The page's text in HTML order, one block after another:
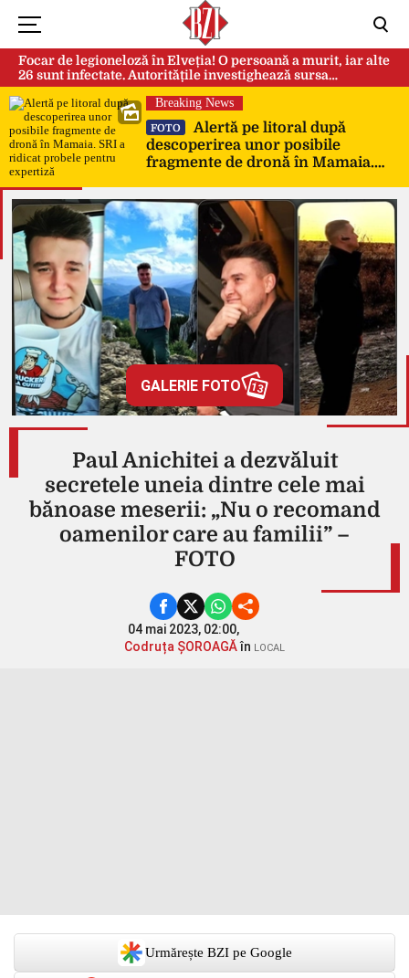
Focar de legioneloză în Elveția! O persoană a murit, iar alte
26 sunt infectate. Autoritățile investighează sursa
contaminării
Breaking News
FOTO
Alertă pe litoral după
descoperirea unor posibile
fragmente de dronă în Mamaia.
expertiză
GALERIE FOTO 13
Paul Anichitei a dezvăluit
secretele uneia dintre cele mai
bănoase meserii: „Nu o recomand
oamenilor care au familii” –
FOTO
04 mai 2023, 02:00,
Codruța ȘOROAGĂîn LOCAL
Urmărește BZI pe Google